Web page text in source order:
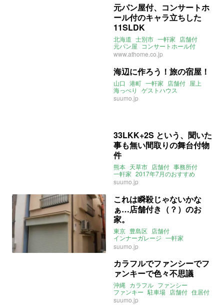
元パン屋付、コンサートホ
ール付のキャラ立ちした
11SLDK
北海道 士別市 一軒家
店舗付
元パン屋
コンサートホール付
www.athome.co.jp
海辺に作ろう！旅の宿屋！
山口 港町 一軒家 店舗付 屋上
海っぺり
ゲストハウス
suumo.jp
33LKK+2S という、聞いた
事も無い間取りの舞台付物
件
熊本 天草市 店舗付 事務所付
一軒家 2017年7月のおすすめ
suumo.jp
これは瞬殺じゃないかな
ぁ…店舗付き（？）のお
家。
東京 豊島区
店舗付
インナーガレージ 一軒家
面影橋駅
suumo.jp
カラフルでファンシーでフ
ァンキーで色々不思議
沖縄 カラフル ファンシー
ファンキー 駐車場 店舗付 住居付
事務所付
suumo.jp